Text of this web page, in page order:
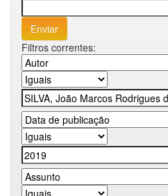
Filtros correntes: